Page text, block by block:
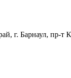
г. Барнаул, пр-т